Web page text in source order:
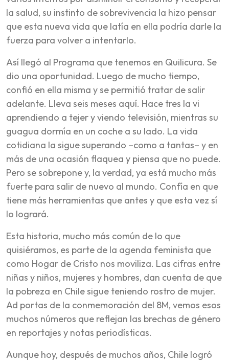
la salud, su instinto de sobrevivencia la hizo pensar
que esta nueva vida que latía en ella podría darle la
fuerza para volver a intentarlo.
Así llegó al Programa que tenemos en Quilicura. Se
dio una oportunidad. Luego de mucho tiempo,
confió en ella misma y se permitió tratar de salir
adelante. Lleva seis meses aquí. Hace tres la vi
aprendiendo a tejer y viendo televisión, mientras su
guagua dormía en un coche a su lado. La vida
cotidiana la sigue superando –como a tantas– y en
más de una ocasión flaquea y piensa que no puede.
Pero se sobrepone y, la verdad, ya está mucho más
fuerte para salir de nuevo al mundo. Confía en que
tiene más herramientas que antes y que esta vez sí
lo logrará.
Esta historia, mucho más común de lo que
quisiéramos, es parte de la agenda feminista que
como Hogar de Cristo nos moviliza. Las cifras entre
niñas y niños, mujeres y hombres, dan cuenta de que
la pobreza en Chile sigue teniendo rostro de mujer.
Ad portas de la conmemoración del 8M, vemos esos
muchos números que reflejan las brechas de género
en reportajes y notas periodísticas.
Aunque hoy, después de muchos años, Chile logró